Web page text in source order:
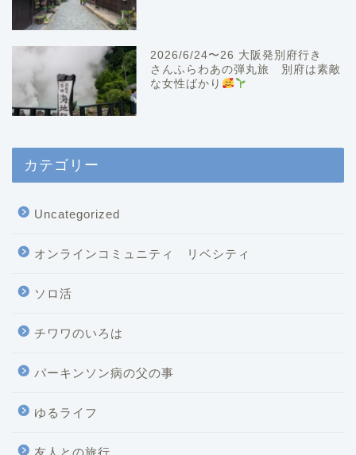
2026/6/24〜26 大阪発別府行き
さんふらわあの弾丸旅 別府は素敵
な女性ばかり
カテゴリー
Uncategorized
オンラインコミュニティ リベシティ
ソロ活
チワワのいろは
パーキンソン病の父の事
ゆるライフ